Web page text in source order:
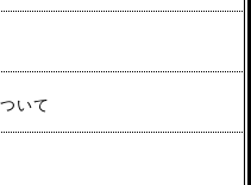
いて